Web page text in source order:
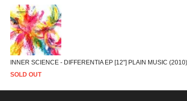
INNER SCIENCE - DIFFERENTIA EP [12"] PLAIN MUSIC (2010)
SOLD OUT